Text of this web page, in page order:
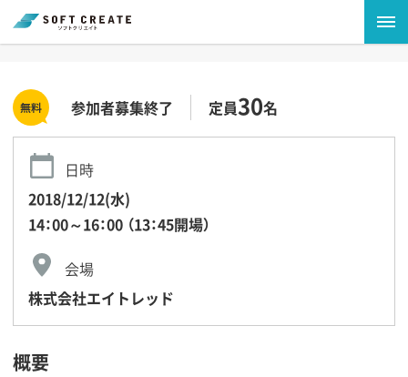
参加者募集終了 定員30名
日時
2018/12/12(水)
14：00～16：00 （13：45開場）
会場
株式会社エイトレッド
概要